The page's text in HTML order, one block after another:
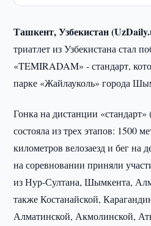
Ташкент, Узбекистан
триатлет из Узбекистана стал
«TEMIRADAM» - стандарт,
парке «Жайлауколь» города
Гонка на дистанции
состояла из трех этапов: 1500
километров велозаезд и бег на
на соревновании приняли
из Нур-Султана, Шымкента,
также Костанайской,
Алматинской, Акмолинской,